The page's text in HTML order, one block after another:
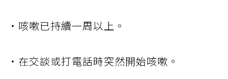
・咳嗽已持續一周以上。
・在交談或打電話時突然開始咳嗽。